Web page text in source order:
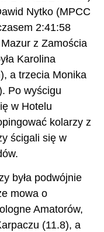
Nytko (MPCC
2:41:58
z Zamościa
Karolina
a trzecia Monika
Po wyścigu
w Hotelu
kolarzy z
ścigali się w
była podwójnie
mowa o
Amatorów,
(11.8), a